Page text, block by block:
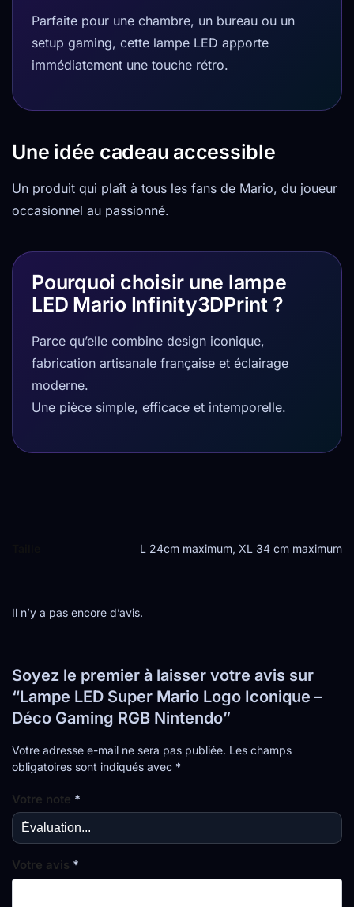
Parfaite pour une chambre, un bureau ou un
setup gaming, cette lampe LED apporte
immédiatement une touche rétro.
Une idée cadeau accessible
Un produit qui plaît à tous les fans de Mario, du joueur
occasionnel au passionné.
Pourquoi choisir une lampe
LED Mario Infinity3DPrint ?
Parce qu’elle combine design iconique,
fabrication artisanale française et éclairage
moderne.
Une pièce simple, efficace et intemporelle.
L 24cm maximum, XL 34 cm maximum
Il n’y a pas encore d’avis.
Soyez le premier à laisser votre avis sur
“Lampe LED Super Mario Logo Iconique –
Déco Gaming RGB Nintendo”
Votre adresse e-mail ne sera pas publiée. Les champs
obligatoires sont indiqués avec *
Votre note *
Votre avis *